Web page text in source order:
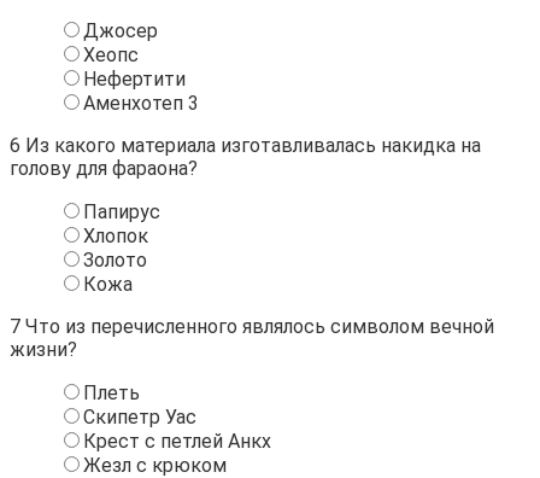
Джосер
Хеопс
Нефертити
Аменхотеп 3
6 Из какого материала изготавливалась накидка на
голову для фараона?
Папирус
Хлопок
Золото
Кожа
7 Что из перечисленного являлось символом вечной
жизни?
Плеть
Скипетр Уас
Крест с петлей Анкх
Жезл с крюком